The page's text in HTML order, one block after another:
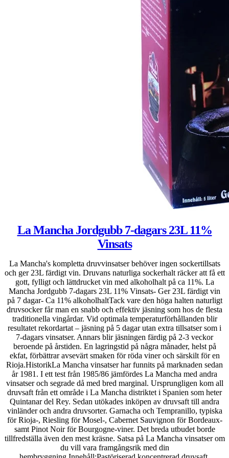
La Mancha Jordgubb 7-dagars 23L 11%
Vinsats
La Mancha's kompletta druvvinsatser behöver ingen sockertillsats
och ger 23L färdigt vin. Druvans naturliga sockerhalt räcker att få ett
gott, fylligt och lättdrucket vin med alkoholhalt på ca 11%. La
Mancha Jordgubb 7-dagars 23L 11% Vinsats- Ger 23L färdigt vin
på 7 dagar- Ca 11% alkoholhaltTack vare den höga halten naturligt
druvsocker får man en snabb och effektiv jäsning som hos de flesta
traditionella vingårdar. Vid optimala temperaturförhållanden blir
resultatet rekordartat – jäsning på 5 dagar utan extra tillsatser som i
7-dagars vinsatser. Annars blir jäsningen färdig på 2-3 veckor
beroende på årstiden. En lagringstid på några månader, helst på
ekfat, förbättrar avsevärt smaken för röda viner och särskilt för en
Rioja.HistorikLa Mancha vinsatser har funnits på marknaden sedan
år 1981. I ett test från 1985/86 jämfördes La Mancha med andra
vinsatser och segrade då med bred marginal. Ursprungligen kom all
druvsaft från ett område i La Mancha distriktet i Spanien som heter
Quintanar del Rey. Sedan utökades inköpen av druvsaft till andra
vinländer och andra druvsorter. Garnacha och Tempranillo, typiska
för Rioja-, Riesling för Mosel-, Cabernet Sauvignon för Bordeaux-
samt Pinot Noir för Bourgogne-viner. Det breda utbudet borde
tillfredställa även den mest kräsne. Satsa på La Mancha vinsatser om
du vill vara framgångsrik med din